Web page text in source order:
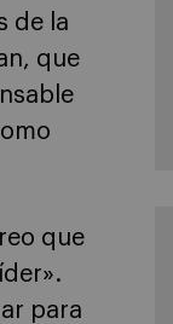
de la
que
que
para